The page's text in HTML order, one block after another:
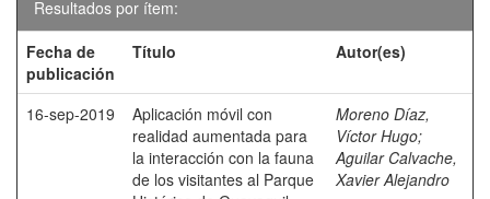
Resultados por ítem:
Fecha de
publicación
Título Autor(es)
16-sep-2019
Aplicación móvil con
realidad aumentada para
la interacción con la fauna
de los visitantes al Parque
Moreno Díaz,
Víctor Hugo;
Aguilar Calvache,
Xavier Alejandro